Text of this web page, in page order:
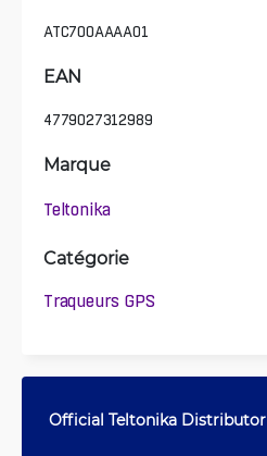
ATC700AAAA01
EAN
4779027312989
Marque
Teltonika
Catégorie
Traqueurs GPS
Official Teltonika Distributor